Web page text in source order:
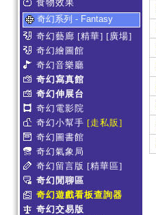
食物效果
奇幻系列 - Fantasy
奇幻藝廊 [精華] [廣場]
奇幻繪圖館
奇幻音樂廳
奇幻寫真館
奇幻伸展台
奇幻電影院
奇幻小幫手 [走私販]
奇幻圖書館
奇幻氣象局
奇幻留言版 [精華區]
奇幻閒聊區
奇幻遊戲看板查詢器
奇幻交易版